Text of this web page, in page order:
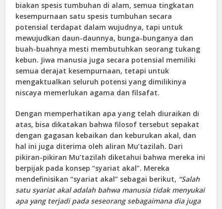
biakan spesis tumbuhan di alam, semua tingkatan
kesempurnaan satu spesis tumbuhan secara
potensial terdapat dalam wujudnya, tapi untuk
mewujudkan daun-daunnya, bunga-bunganya dan
buah-buahnya mesti membutuhkan seorang tukang
kebun. Jiwa manusia juga secara potensial memiliki
semua derajat kesempurnaan, tetapi untuk
mengaktualkan seluruh potensi yang dimilikinya
niscaya memerlukan agama dan filsafat.
Dengan memperhatikan apa yang telah diuraikan di
atas, bisa dikatakan bahwa filosof tersebut sepakat
dengan gagasan kebaikan dan keburukan akal, dan
hal ini juga diterima oleh aliran Mu’tazilah. Dari
pikiran-pikiran Mu’tazilah diketahui bahwa mereka ini
berpijak pada konsep “syariat akal”. Mereka
mendefinisikan “syariat akal” sebagai berikut, “Salah
satu syariat akal adalah bahwa manusia tidak menyukai
apa yang terjadi pada seseorang sebagaimana dia juga